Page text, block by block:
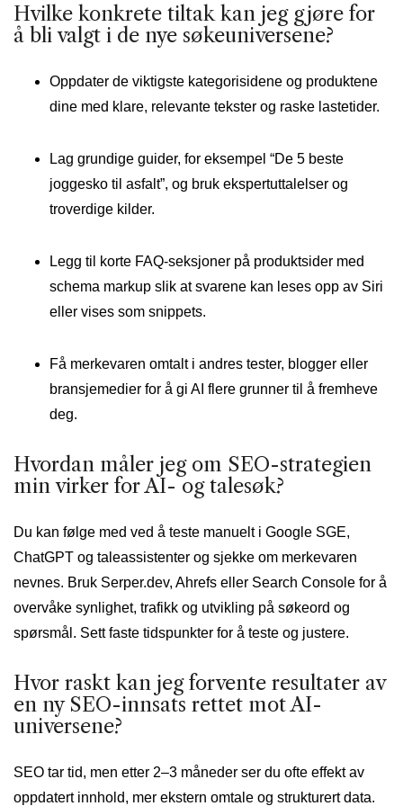
Hvilke konkrete tiltak kan jeg gjøre for
å bli valgt i de nye søkeuniversene?
Oppdater de viktigste kategorisidene og produktene
dine med klare, relevante tekster og raske lastetider.
Lag grundige guider, for eksempel “De 5 beste
joggesko til asfalt”, og bruk ekspertuttalelser og
troverdige kilder.
Legg til korte FAQ-seksjoner på produktsider med
schema markup slik at svarene kan leses opp av Siri
eller vises som snippets.
Få merkevaren omtalt i andres tester, blogger eller
bransjemedier for å gi AI flere grunner til å fremheve
deg.
Hvordan måler jeg om SEO-strategien
min virker for AI- og talesøk?
Du kan følge med ved å teste manuelt i Google SGE,
ChatGPT og taleassistenter og sjekke om merkevaren
nevnes. Bruk Serper.dev, Ahrefs eller Search Console for å
overvåke synlighet, trafikk og utvikling på søkeord og
spørsmål. Sett faste tidspunkter for å teste og justere.
Hvor raskt kan jeg forvente resultater av
en ny SEO-innsats rettet mot AI-
universene?
SEO tar tid, men etter 2–3 måneder ser du ofte effekt av
oppdatert innhold, mer ekstern omtale og strukturert data.